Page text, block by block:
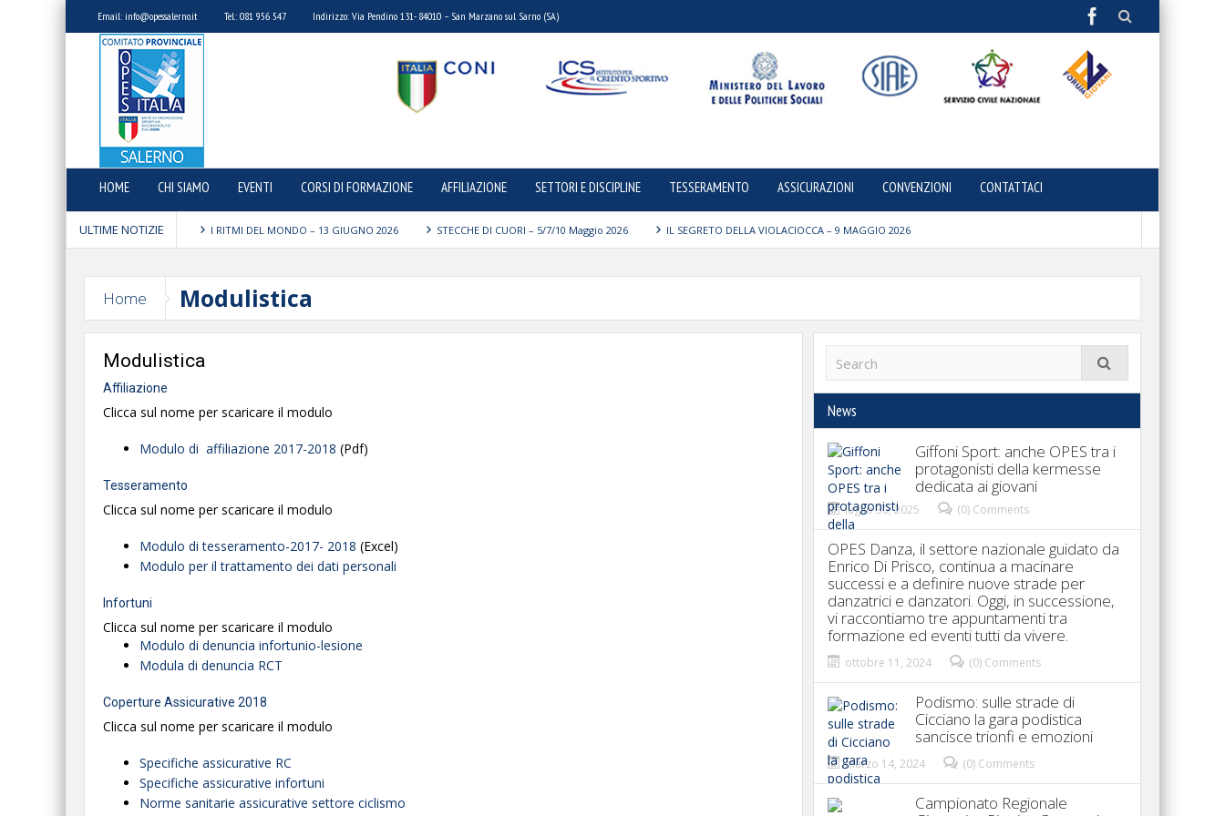
Email: info@opessalerno.it Tel.: 081 956 547 Indirizzo: Via Pendino 131- 84010 – San Marzano sul Sarno (SA)
HOME CHI SIAMO EVENTI CORSI DI FORMAZIONE AFFILIAZIONE SETTORI E DISCIPLINE TESSERAMENTO ASSICURAZIONI CONVENZIONI CONTATTACI
ULTIME NOTIZIE I RITMI DEL MONDO – 13 GIUGNO 2026 STECCHE DI CUORI – 5/7/10 Maggio 2026 IL SEGRETO DELLA VIOLACIOCCA – 9 MAGGIO 2026
Passeggiata per il Borgo: sport e solidarietà a Casaferrro – 1 Maggio 2026
Happy Fania 2026: una giornata di solidarietà e sorrisi per i bambini di Caivano RELOAD – CLASS DI HIP HOP 17 GENNAIO MILITARY SNATCH
Home Modulistica
Modulistica
Affiliazione
Clicca sul nome per scaricare il modulo
Modulo di affiliazione 2017-2018 (Pdf)
Tesseramento
Clicca sul nome per scaricare il modulo
Modulo di tesseramento-2017- 2018 (Excel)
Modulo per il trattamento dei dati personali
Infortuni
Clicca sul nome per scaricare il modulo
Modulo di denuncia infortunio-lesione
Modula di denuncia RCT
Coperture Assicurative 2018
Clicca sul nome per scaricare il modulo
Specifiche assicurative RC
Specifiche assicurative infortuni
Norme sanitarie assicurative settore ciclismo
News
Giffoni Sport: anche OPES tra i
protagonisti della kermesse
dedicata ai giovani
luglio 30, 2025 (0) Comments
OPES Danza, il settore nazionale guidato da
Enrico Di Prisco, continua a macinare
successi e a definire nuove strade per
danzatrici e danzatori. Oggi, in successione,
vi raccontiamo tre appuntamenti tra
formazione ed eventi tutti da vivere.
ottobre 11, 2024 (0) Comments
Podismo: sulle strade di
Cicciano la gara podistica
sancisce trionfi e emozioni
marzo 14, 2024 (0) Comments
Campionato Regionale